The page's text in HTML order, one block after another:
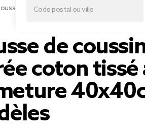
de coussin carrée coton tissé avec
de
coton tissé